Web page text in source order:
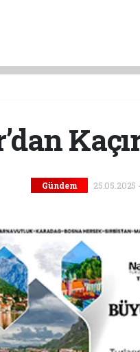
Gündem 25.05.2025